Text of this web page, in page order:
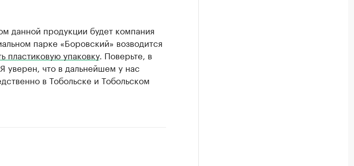
данной продукции будет компания
парке «Боровский» возводится
пластиковую упаковку. Поверьте, в
уверен, что в дальнейшем у нас
в Тобольске и Тобольском